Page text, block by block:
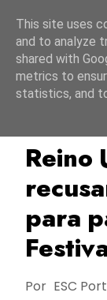
Reino
para
Por ESC
This site uses
and to analyze
shared with
metrics to
statistics, and